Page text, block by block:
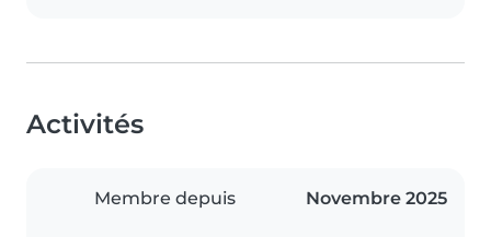
Activités
Membre depuis Novembre 2025